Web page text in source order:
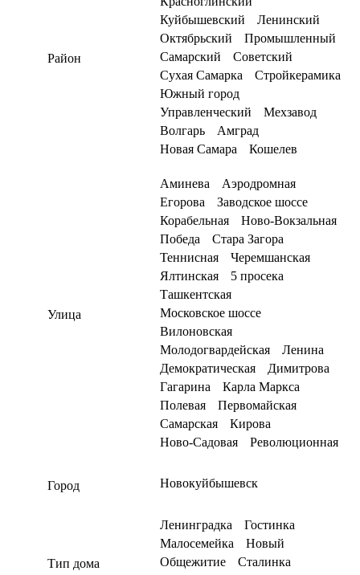
Район
Куйбышевский
Ленинский
Октябрьский
Промышленный
Самарский
Советский
Сухая Самарка
Стройкерамика
Южный город
Управленческий
Мехзавод
Волгарь
Амград
Новая Самара
Кошелев
Улица
Аминева
Аэродромная
Егорова
Заводское шоссе
Корабельная
Ново-Вокзальная
Победа
Стара Загора
Теннисная
Черемшанская
Ялтинская
5 просека
Ташкентская
Московское шоссе
Вилоновская
Молодогвардейская
Ленина
Демократическая
Димитрова
Гагарина
Карла Маркса
Полевая
Первомайская
Самарская
Кирова
Ново-Садовая
Революционная
Город Новокуйбышевск
Тип дома
Ленинградка
Гостинка
Малосемейка
Новый
Общежитие
Сталинка